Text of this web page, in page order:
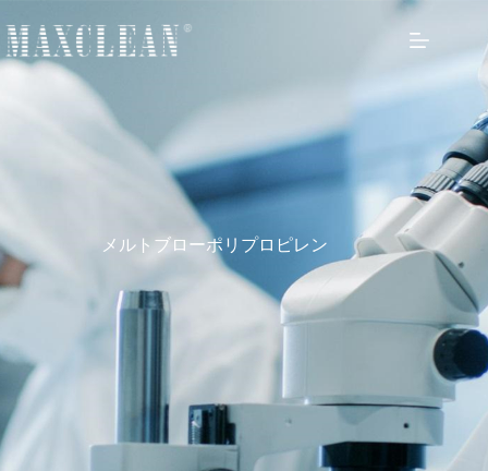
メルトブローポリプロピレン